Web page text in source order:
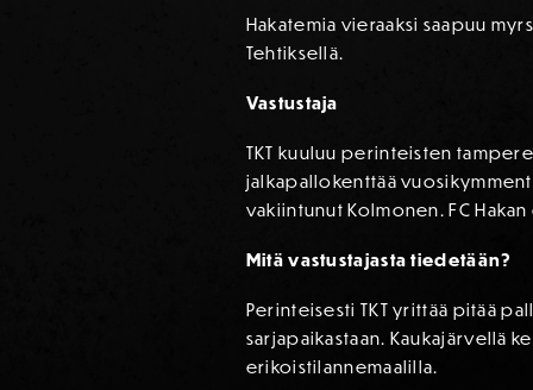
Hakatemia vieraaksi saapuu
Tehtiksellä.
Vastustaja
TKT kuuluu perinteisten
jalkapallokenttää
vakiintunut Kolmonen. FC
Mitä vastustajasta tiedetään?
Perinteisesti TKT yrittää pitää
sarjapaikastaan. Kaukajärvellä
erikoistilannemaalilla.